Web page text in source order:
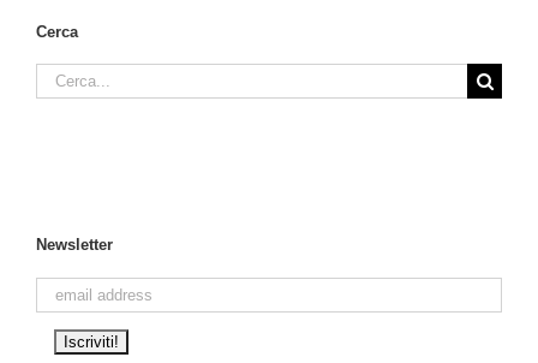
Cerca
Cerca
per:
Newsletter